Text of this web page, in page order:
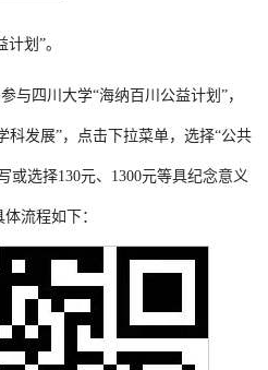
划”。
与四川大学“海纳百川公益计划”，
科发展”，点击下拉菜单，选择“公共
或选择130元、1300元等具纪念意义
流程如下：